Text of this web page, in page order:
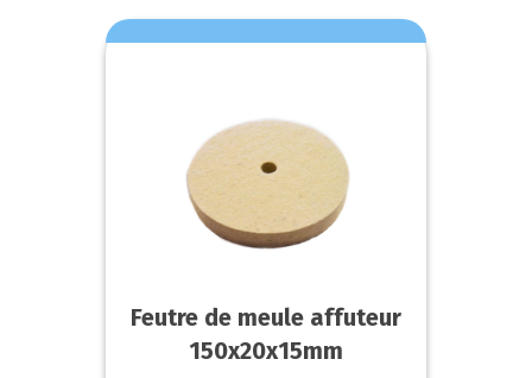
Feutre de meule affuteur
150x20x15mm